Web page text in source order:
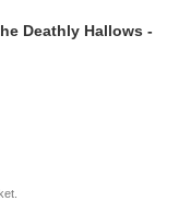
Deathly Hallows -